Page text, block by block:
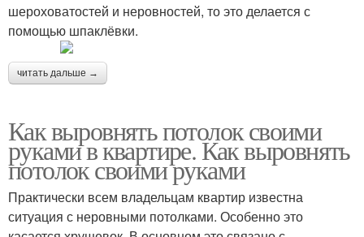
шероховатостей и неровностей, то это делается с
помощью шпаклёвки.
читать дальше →
Как выровнять потолок своими
руками в квартире. Как выровнять
потолок своими руками
Практически всем владельцам квартир известна
ситуация с неровными потолками. Особенно это